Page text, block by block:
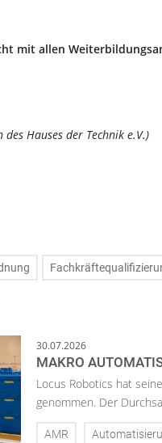
mit allen
Hauses der Technik e.V.)
30.07.2026
MAKRO
Locus Robotics hat
genommen. Der
AMR